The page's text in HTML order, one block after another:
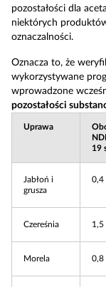
pozostałości dla
niektórych
oznaczalności.
Oznacza to, że
wykorzystywane
wprowadzone
pozostałości
Uprawa
19
Jabłoń i
grusza
0,4
Czereśnia 1,5
Morela 0,8